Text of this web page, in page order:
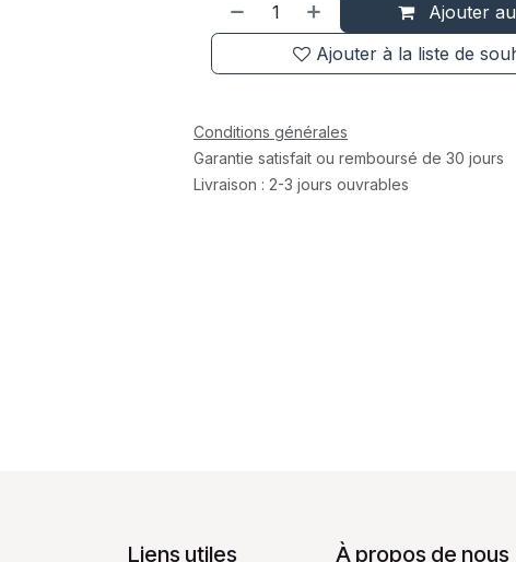
Ajouter
Ajouter à la liste de
Conditions générales
Garantie satisfait ou remboursé de 30 jours
Livraison : 2-3 jours ouvrables
Liens utiles À propos de nous